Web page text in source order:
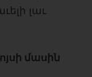
լաւ
մասին